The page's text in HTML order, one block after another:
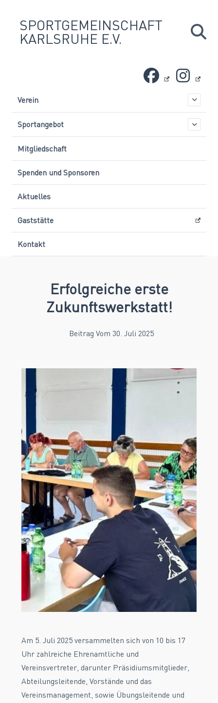
contentSPORTGEMEINSCHAFT
KARLSRUHE E.V.
Verein
Sportangebot
Mitgliedschaft
Spenden und Sponsoren
Aktuelles
Gaststätte
Kontakt
Erfolgreiche erste
Zukunftswerkstatt!
Beitrag Vom 30. Juli 2025
Am 5. Juli 2025 versammelten sich von 10 bis 17
Uhr zahlreiche Ehrenamtliche und
Vereinsvertreter, darunter Präsidiumsmitglieder,
Abteilungsleitende, Vorstände und das
Vereinsmanagement, sowie Übungsleitende und